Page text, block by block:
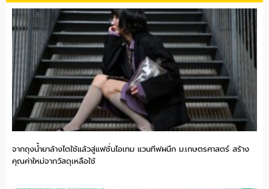
จากถุงน้ำยาล้างไตใช้แล้วสู่แฟชั่นไอเทม แวนทีฟผนึก ม.เกษตรศาสตร์ สร้าง
คุณค่าใหม่จากวัสดุเหลือใช้